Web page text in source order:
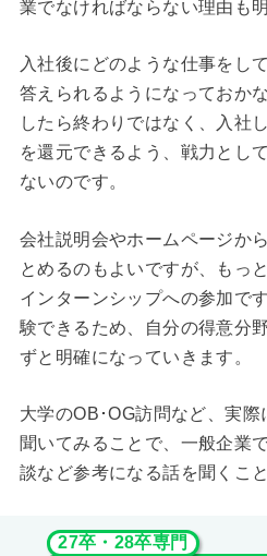
業でなければならない理由も
入社後にどのような仕事をし
答えられるようになっておか
したら終わりではなく、入社
を還元できるよう、戦力とし
ないのです。
会社説明会やホームページか
とめるのもよいですが、もっ
インターンシップへの参加で
験できるため、自分の得意分
ずと明確になっていきます。
大学のOB･OG訪問など、実
聞いてみることで、一般企業
談など参考になる話を聞くこ
27卒・28卒専門